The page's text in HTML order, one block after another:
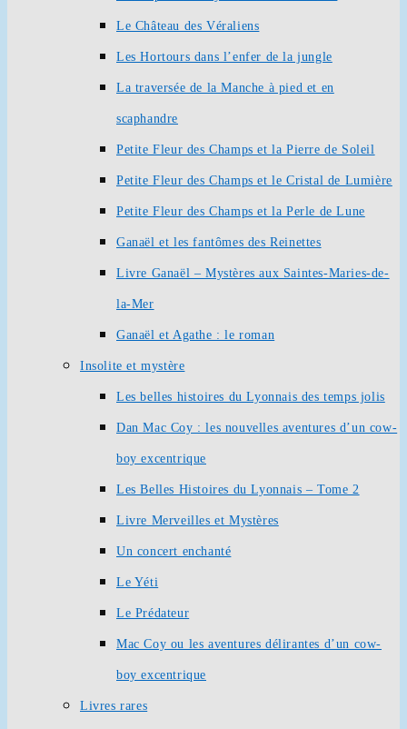
Le Château des Véraliens
Les Hortours dans l’enfer de la jungle
La traversée de la Manche à pied et en
scaphandre
Petite Fleur des Champs et la Pierre de Soleil
Petite Fleur des Champs et le Cristal de Lumière
Petite Fleur des Champs et la Perle de Lune
Ganaël et les fantômes des Reinettes
Livre Ganaël – Mystères aux Saintes-Maries-de-
la-Mer
Ganaël et Agathe : le roman
Insolite et mystère
Les belles histoires du Lyonnais des temps jolis
Dan Mac Coy : les nouvelles aventures d’un cow-
boy excentrique
Les Belles Histoires du Lyonnais – Tome 2
Livre Merveilles et Mystères
Un concert enchanté
Le Yéti
Le Prédateur
Mac Coy ou les aventures délirantes d’un cow-
boy excentrique
Livres rares